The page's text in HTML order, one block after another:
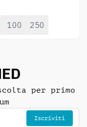
100 250
per primo
Iscriviti